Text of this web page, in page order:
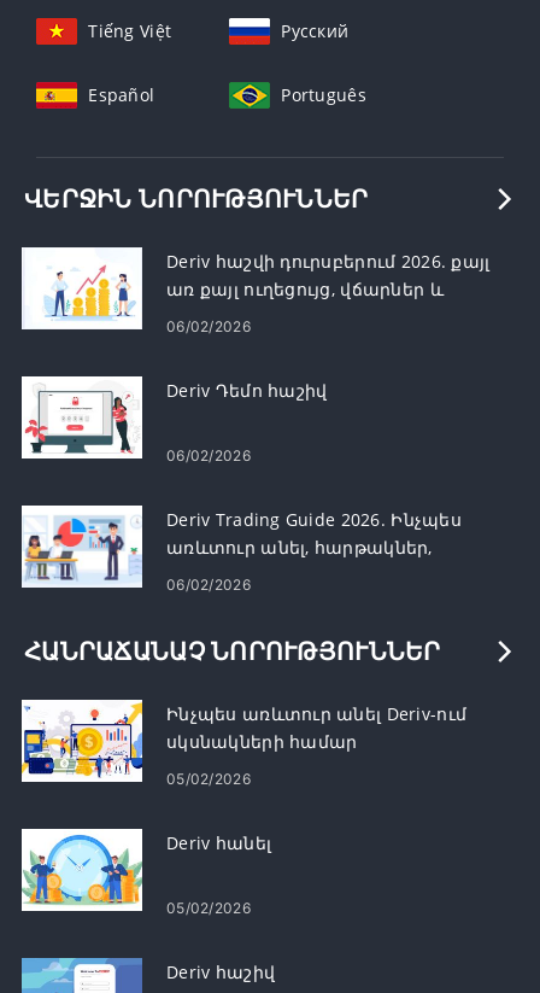
Tiếng Việt Русский
Español Português
ՎԵՐՋԻՆ ՆՈՐՈՒԹՅՈՒՆՆԵՐ
Deriv հաշվի դուրսբերում 2026. քայլ
առ քայլ ուղեցույց, վճարներ և
մշակման ժամանակը
06/02/2026
Deriv Դեմո հաշիվ
06/02/2026
Deriv Trading Guide 2026. Ինչպես
առևտուր անել, հարթակներ,
ռազմավարություններ և ռիսկերի
06/02/2026
ՀԱՆՐԱՃԱՆԱՉ ՆՈՐՈՒԹՅՈՒՆՆԵՐ
Ինչպես առևտուր անել Deriv-ում
սկսնակների համար
05/02/2026
Deriv հանել
05/02/2026
Deriv հաշիվ